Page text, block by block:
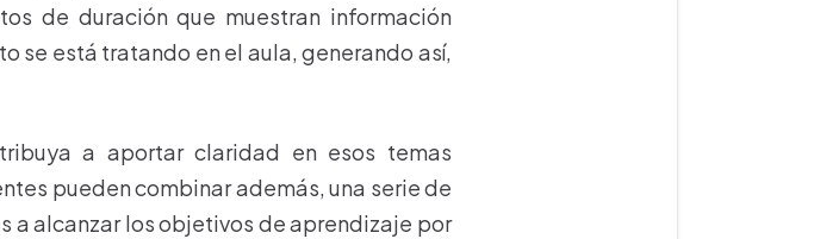
de duración que muestran información
se está tratando en el aula, generando así,
a aportar claridad en esos temas
pueden combinar además, una serie de
a alcanzar los objetivos de aprendizaje por